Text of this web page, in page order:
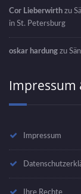
Cor Lieberwirth zu
in St. Petersburg
oskar hardung zu
Impressum
Impressum
Ihre Rechte